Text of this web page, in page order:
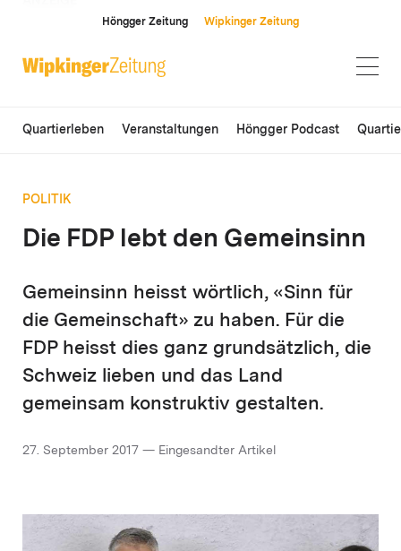
Höngger Zeitung Wipkinger Zeitung
Quartierleben Veranstaltungen Höngger Podcast
POLITIK
Die FDP lebt den Gemeinsinn
Gemeinsinn heisst wörtlich, «Sinn für
die Gemeinschaft» zu haben. Für die
FDP heisst dies ganz grundsätzlich, die
Schweiz lieben und das Land
gemeinsam konstruktiv gestalten.
27. September 2017 — Eingesandter Artikel